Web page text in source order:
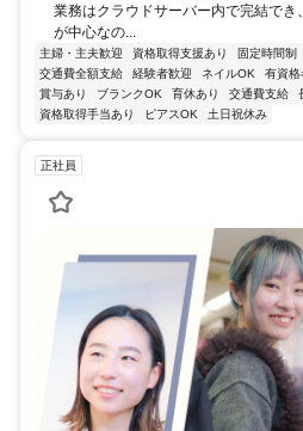
業務はクラウドサーバー内で完結で
が中心なの...
主婦・主夫歓迎 資格取得支援あり 固定時間制
交通費全額支給
経験者歓迎 ネイルOK 有資格
賞与あり
ブランクOK 育休あり 交通費支給
資格取得手当あり
ピアスOK 土日祝休み
正社員